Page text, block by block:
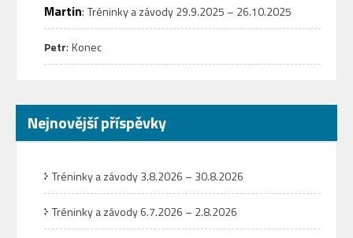
Martin: Tréninky a závody 29.9.2025 – 26.10.2025
Petr: Konec
Nejnovější příspěvky
Tréninky a závody 3.8.2026 – 30.8.2026
Tréninky a závody 6.7.2026 – 2.8.2026